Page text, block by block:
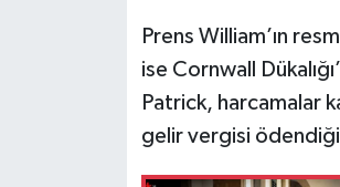
Prens William’ın
ise Cornwall
Patrick, harcamalar
gelir vergisi